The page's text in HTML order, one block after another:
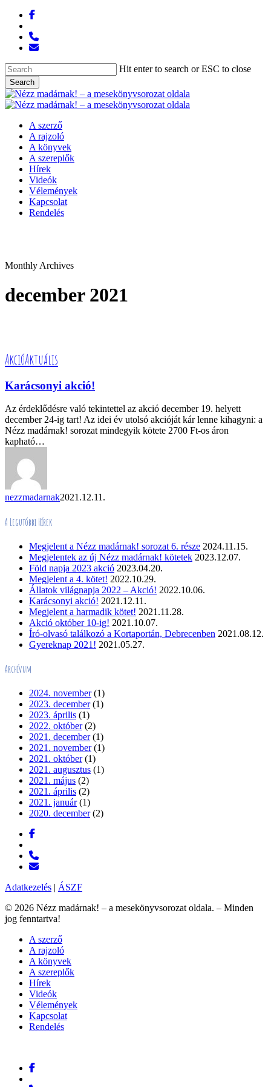
Skip
main
content
facebook
phone
email
Hit enter to search or ESC to close
Search
Close
Search
Menu
A szerző
A rajzoló
A könyvek
A szereplők
Hírek
Videók
Vélemények
Kapcsolat
Rendelés
Monthly Archives
december 2021
Karácsonyi
akció!
AkcióAktuális
Karácsonyi akció!
Az érdeklődésre való tekintettel az akció december 19. helyett
december 24-ig tart! Az idei év utolsó akcióját kár lenne kihagyni: a
Nézz madárnak! sorozat mindegyik kötete 2700 Ft-os áron
kapható…
nezzmadarnak2021.12.11.
A Legutóbbi Hírek
Megjelent a Nézz madárnak! sorozat 6. része 2024.11.15.
Megjelentek az új Nézz madárnak! kötetek 2023.12.07.
Föld napja 2023 akció 2023.04.20.
Megjelent a 4. kötet! 2022.10.29.
Állatok világnapja 2022 – Akció! 2022.10.06.
Karácsonyi akció! 2021.12.11.
Megjelent a harmadik kötet! 2021.11.28.
Akció október 10-ig! 2021.10.07.
Író-olvasó találkozó a Kortaportán, Debrecenben 2021.08.12.
Gyereknap 2021! 2021.05.27.
Archívum
2024. november(1)
2023. december(1)
2023. április (1)
2022. október(2)
2021. december(1)
2021. november(1)
2021. október(1)
2021. augusztus (1)
2021. május (2)
2021. április (2)
2021. január(1)
2020. december(2)
facebook
phone
email
Adatkezelés
ÁSZF
© 2026 Nézz madárnak! – a mesekönyvsorozat oldala. – Minden
jog fenntartva!
Close
Menu
A szerző
A rajzoló
A könyvek
A szereplők
Hírek
Videók
Vélemények
Kapcsolat
Rendelés
facebook